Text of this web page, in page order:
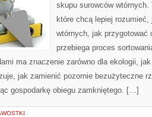
skupu surowców
które chcą lepiej rozumieć,
wtórnych, jak przygotować
przebiega proces
ma znaczenie zarówno dla ekologii,
jak zamienić pozornie bezużyteczne
gospodarkę obiegu zamkniętego. […]